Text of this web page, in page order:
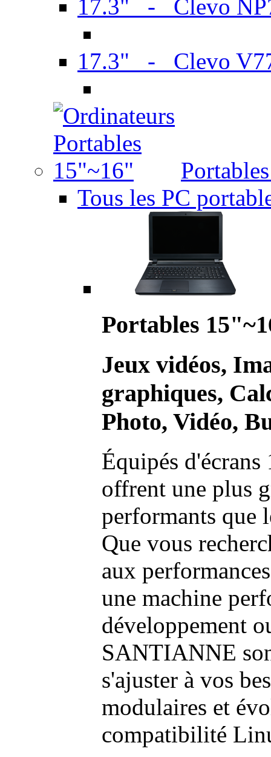
17.3" - Clevo
17.3" - Clevo
Tous les PC
Portables
Jeux vidéos,
graphiques,
Photo, Vidéo,
Équipés
offrent une plus
performants que
Que vous
aux
une machine
développement
SANTIANNE
s'ajuster à vos
modulaires et
compatibilité